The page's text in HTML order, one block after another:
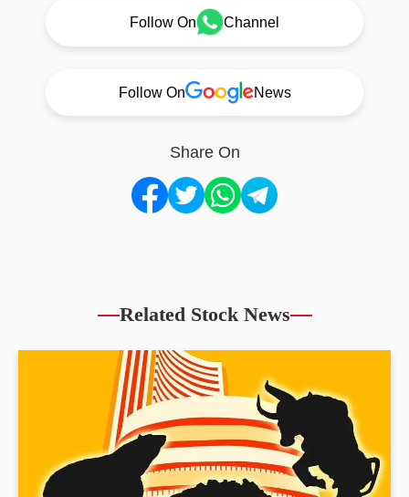
Follow On Channel
Follow On News
Share On
Related Stock News